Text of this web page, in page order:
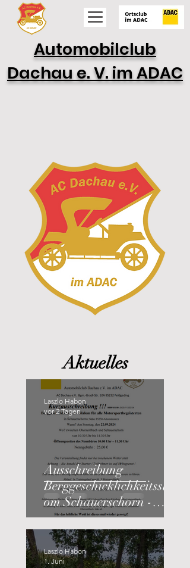
Automobilclub
Dachau e. V. im ADAC
Aktuelles
Ausschreibung
Berggeschicklichkeitsslal
om Schauerschorn -
20.09.2026
Laszlo Habon
vor 2 Tagen
Laszlo Habon
1. Juni